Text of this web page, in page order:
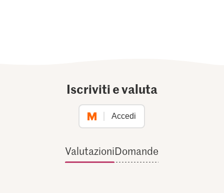
Iscriviti e valuta
Accedi
ValutazioniDomande